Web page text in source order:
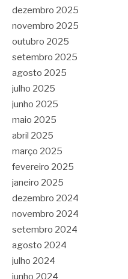
dezembro 2025
novembro 2025
outubro 2025
setembro 2025
agosto 2025
julho 2025
junho 2025
maio 2025
abril 2025
março 2025
fevereiro 2025
janeiro 2025
dezembro 2024
novembro 2024
setembro 2024
agosto 2024
julho 2024
junho 2024